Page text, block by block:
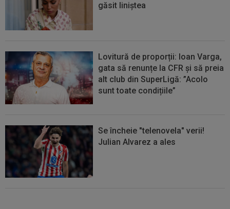
găsit liniștea
Lovitură de proporții: Ioan Varga,
gata să renunțe la CFR și să preia
alt club din SuperLigă: ”Acolo
sunt toate condițiile”
Se încheie "telenovela" verii!
Julian Alvarez a ales